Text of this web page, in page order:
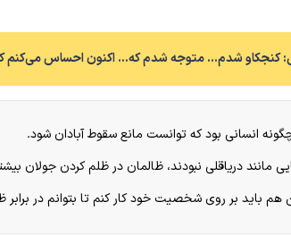
انسانی بود که توانست مانع سقوط آبادان شود.
مانند دریاقلی نبودند، ظالمان در ظلم کردن جولان
هم باید بر روی شخصیت خود کار کنم تا بتوانم در